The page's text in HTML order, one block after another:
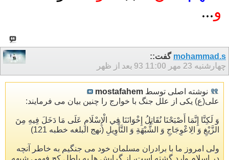
و...
mohammad.s گفت::
چهارشنبه 23 مهر 93
11:00 بعد از ظهر
نوشته اصلی توسط mostafahem
علی(ع) یکی از علل جنگ با خوارج را چنین بیان می فرمایند:
وَ لَكِنَّا إِنَّمَا أَصْبَحْنَا نُقَاتِلُ إِخْوَانَنَا فِي الْإِسْلَامِ عَلَى مَا دَخَلَ فِيهِ مِنَ
الزَّيْغِ وَ الِاعْوِجَاجِ وَ الشُّبْهَةِ وَ التَّأْوِيلِ (نهج البلغه خطبه 121)
ولی امروز ما با برادران مسلمان خود می جنگیم به خاطر آنچه
در اسلام وارد گشته است، از گرایش ها به باطل کج فهمی شبهه